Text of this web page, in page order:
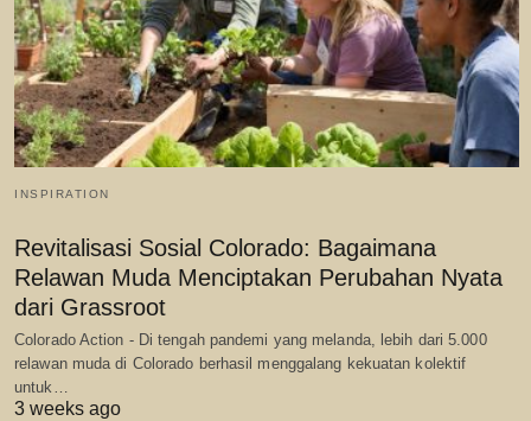
INSPIRATION
Revitalisasi Sosial Colorado: Bagaimana
Relawan Muda Menciptakan Perubahan Nyata
dari Grassroot
Colorado Action - Di tengah pandemi yang melanda, lebih dari 5.000
relawan muda di Colorado berhasil menggalang kekuatan kolektif
untuk…
3 weeks ago